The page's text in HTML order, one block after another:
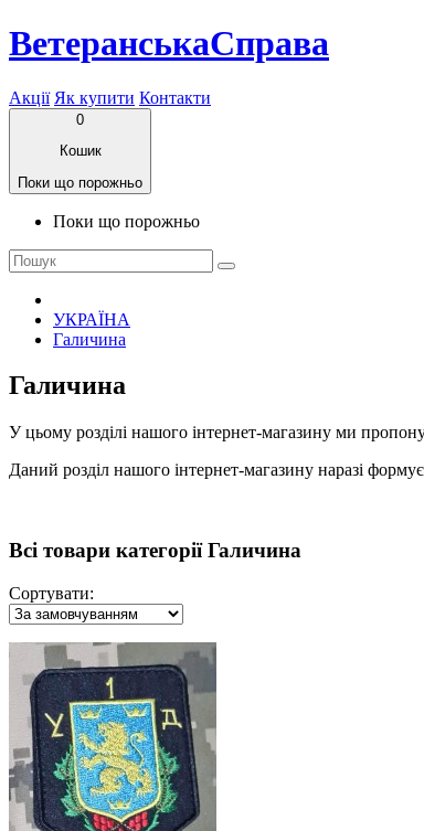
ВетеранськаСправа
Акції Як купити Контакти
0
Кошик
Поки що порожньо
Поки що порожньо
УКРАЇНА
Галичина
Галичина
У цьому розділі нашого інтернет-магазину ми
Даний розділ нашого інтернет-магазину наразі
Всі товари категорії Галичина
Сортувати: